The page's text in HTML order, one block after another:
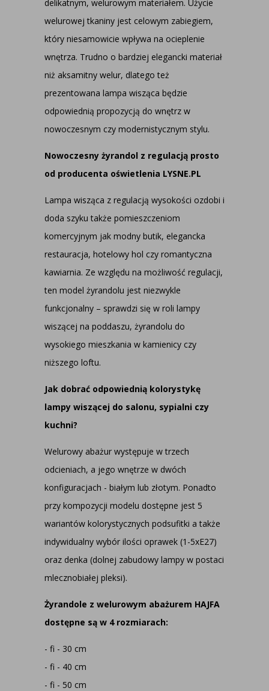
delikatnym, welurowym materiałem. Użycie
welurowej tkaniny jest celowym zabiegiem,
który niesamowicie wpływa na ocieplenie
wnętrza. Trudno o bardziej elegancki materiał
niż aksamitny welur, dlatego też
prezentowana lampa wisząca będzie
odpowiednią propozycją do wnętrz w
nowoczesnym czy modernistycznym stylu.
Nowoczesny żyrandol z regulacją prosto
od producenta oświetlenia LYSNE.PL
Lampa wisząca z regulacją wysokości ozdobi i
doda szyku także pomieszczeniom
komercyjnym jak modny butik, elegancka
restauracja, hotelowy hol czy romantyczna
kawiarnia. Ze względu na możliwość regulacji,
ten model żyrandolu jest niezwykle
funkcjonalny – sprawdzi się w roli lampy
wiszącej na poddaszu, żyrandolu do
wysokiego mieszkania w kamienicy czy
niższego loftu.
Jak dobrać odpowiednią kolorystykę
lampy wiszącej do salonu, sypialni czy
kuchni?
Welurowy abażur występuje w trzech
odcieniach, a jego wnętrze w dwóch
konfiguracjach - białym lub złotym. Ponadto
przy kompozycji modelu dostępne jest 5
wariantów kolorystycznych podsufitki a także
indywidualny wybór ilości oprawek (1-5xE27)
oraz denka (dolnej zabudowy lampy w postaci
mlecznobiałej pleksi).
Żyrandole z welurowym abażurem HAJFA
dostępne są w 4 rozmiarach:
- fi - 30 cm
- fi - 40 cm
- fi - 50 cm